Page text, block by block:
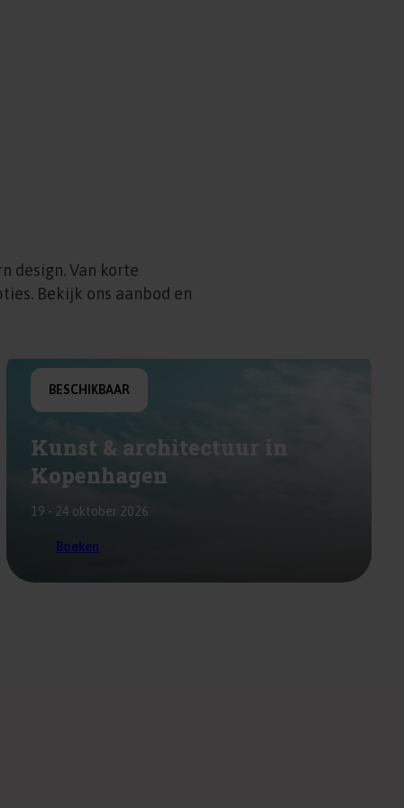
design. Van korte
Bekijk ons aanbod en
BESCHIKBAAR
Kunst & architectuur in
Kopenhagen
19 - 24 oktober 2026
Boeken